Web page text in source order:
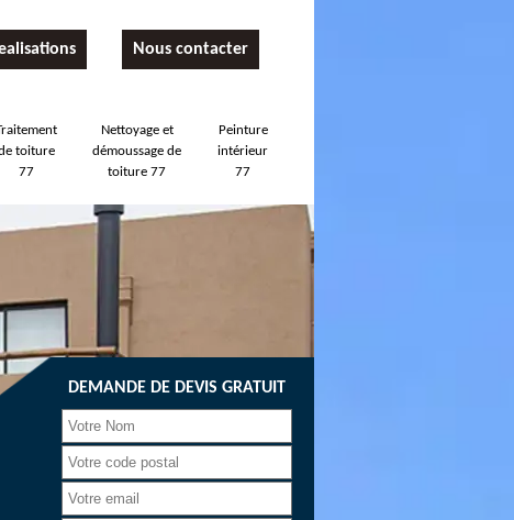
Nous contacter
toiture
77
Nettoyage et
démoussage de
toiture 77
Peinture
intérieur
77
DEMANDE DE DEVIS GRATUIT